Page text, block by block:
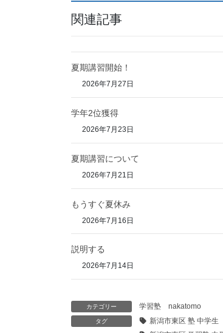
関連記事
夏期講習開始！
2026年7月27日
学年2位獲得
2026年7月23日
夏期講習について
2026年7月21日
もうすぐ夏休み
2026年7月16日
説明する
2026年7月14日
カテゴリー 学習塾 nakatomo
タグ 新潟市東区 塾 中学生